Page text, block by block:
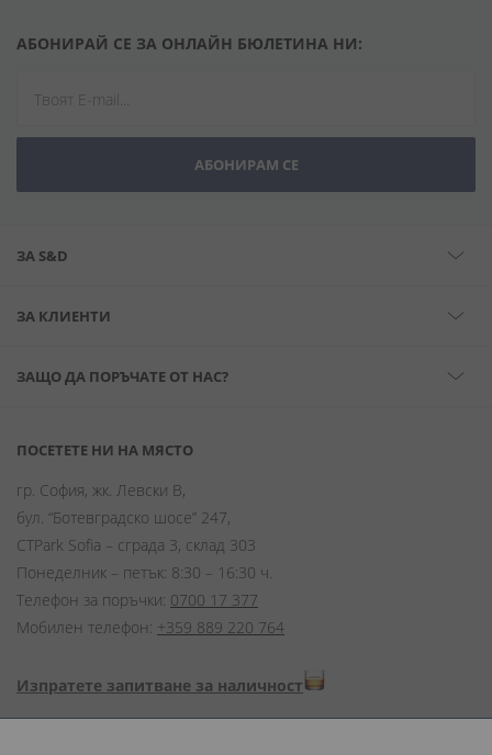
АБОНИРАЙ СЕ ЗА ОНЛАЙН БЮЛЕТИНА НИ:
АБОНИРАМ СЕ
ЗА S&D
ЗА КЛИЕНТИ
ЗАЩО ДА ПОРЪЧАТЕ ОТ НАС?
ПОСЕТЕТЕ НИ НА МЯСТО
гр. София, жк. Левски В,
бул. “Ботевградско шосе” 247,
CTPark Sofia – сграда 3, склад 303
Понеделник – петък: 8:30 – 16:30 ч.
Телефон за поръчки: 0700 17 377
Мобилен телефон: +359 889 220 764
Изпратете запитване за наличност